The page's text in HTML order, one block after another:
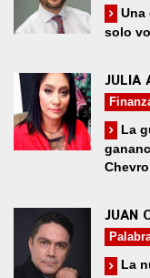
Una
solo
JULIA
La
JUAN
La